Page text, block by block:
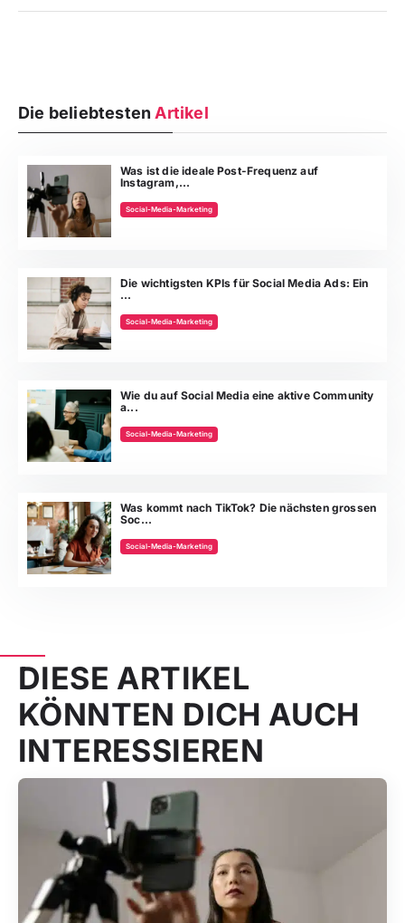
Die beliebtesten Artikel
Was ist die ideale Post-Frequenz auf
Instagram,...
Social-Media-Marketing
Die wichtigsten KPIs für Social Media Ads: Ein
...
Social-Media-Marketing
Wie du auf Social Media eine aktive Community
a...
Social-Media-Marketing
Was kommt nach TikTok? Die nächsten grossen
Soc...
Social-Media-Marketing
DIESE ARTIKEL
KÖNNTEN DICH AUCH
INTERESSIEREN